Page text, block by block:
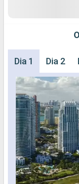
Dia 1 Dia 2